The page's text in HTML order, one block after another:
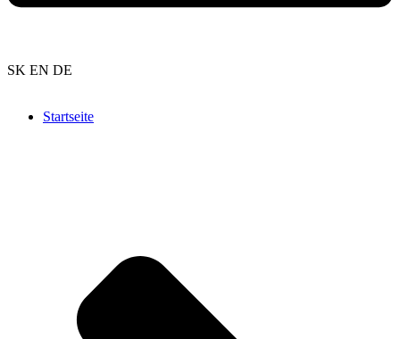
SK EN DE
Startseite